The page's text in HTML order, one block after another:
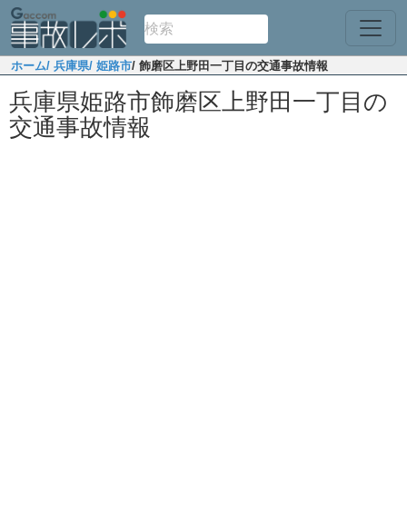
ホーム/ 兵庫県/ 姫路市/ 飾磨区上野田一丁目の交通事故情報
兵庫県姫路市飾磨区上野田一丁目の
交通事故情報